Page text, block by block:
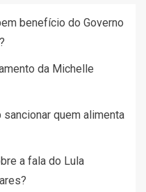
benefício do Governo
da Michelle
sancionar quem alimenta
a fala do Lula